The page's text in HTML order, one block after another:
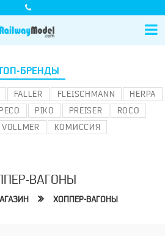
БРЕНДЫ
FALLER FLEISCHMANN
HERPA
PECO PIKO PREISER
ROCO
VOLLMER КОМИССИЯ
ВАГОНЫ
ХОППЕР-ВАГОНЫ